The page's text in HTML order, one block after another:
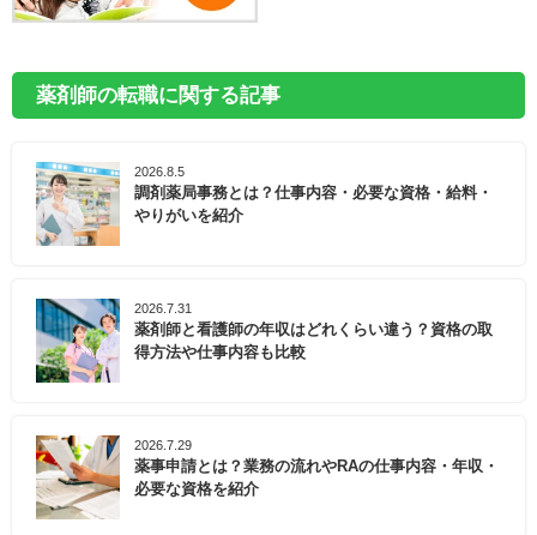
薬剤師の転職に関する記事
2026.8.5
調剤薬局事務とは？仕事内容・必要な資格・給料・
やりがいを紹介
2026.7.31
薬剤師と看護師の年収はどれくらい違う？資格の取
得方法や仕事内容も比較
2026.7.29
薬事申請とは？業務の流れやRAの仕事内容・年収・
必要な資格を紹介